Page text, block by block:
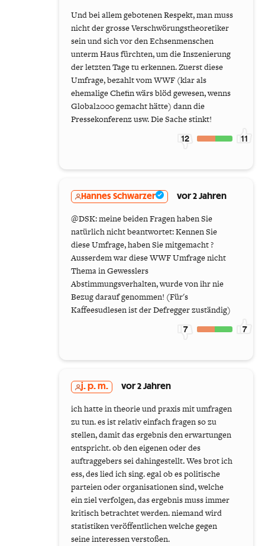
Und bei allem gebotenen Respekt, man muss
nicht der grosse Verschwörungstheoretiker
sein und sich vor den Echsenmenschen
unterm Haus fürchten, um die Inszenierung
der letzten Tage tu erkennen. Zuerst diese
Umfrage, bezahlt vom WWF (klar als
ehemalige Chefin wärs blöd gewesen, wenns
Global2000 gemacht hätte) dann die
Pressekonferenz usw. Die Sache stinkt!
12 11
Hannes Schwarzer vor 2 Jahren
@DSK: meine beiden Fragen haben Sie
natürlich nicht beantwortet: Kennen Sie
diese Umfrage, haben Sie mitgemacht ?
Ausserdem war diese WWF Umfrage nicht
Thema in Gewesslers
Abstimmungsverhalten, wurde von ihr nie
Bezug darauf genommen! (Für's
Kaffeesudlesen ist der Defregger zuständig)
7 7
j. p. m. vor 2 Jahren
ich hatte in theorie und praxis mit umfragen
zu tun. es ist relativ einfach fragen so zu
stellen, damit das ergebnis den erwartungen
entspricht. ob den eigenen oder des
auftraggebers sei dahingestellt. Wes brot ich
ess, des lied ich sing. egal ob es politische
parteien oder organisationen sind, welche
ein ziel verfolgen, das ergebnis muss immer
kritisch betrachtet werden. niemand wird
statistiken veröffentlichen welche gegen
seine interessen verstoßen.